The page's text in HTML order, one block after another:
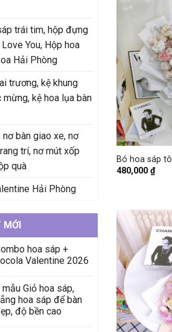
trái tim, hộp đựng
You, Hộp hoa
Hải Phòng
trương, kệ khung
mừng, kệ hoa lụa bàn
nơ bàn giao xe, nơ
trí, nơ mút xốp
quà
Hải Phòng
MỚI
hoa sáp +
Valentine 2026
mẫu Giỏ hoa sáp,
hoa sáp để bàn
độ bền cao
+
Bó hoa sáp
480,000 ₫